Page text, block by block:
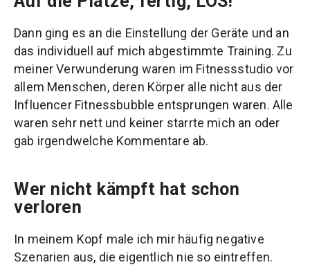
Dann ging es an die Einstellung der Geräte und an
das individuell auf mich abgestimmte Training. Zu
meiner Verwunderung waren im Fitnessstudio vor
allem Menschen, deren Körper alle nicht aus der
Influencer Fitnessbubble entsprungen waren. Alle
waren sehr nett und keiner starrte mich an oder
gab irgendwelche Kommentare ab.
Wer nicht kämpft hat schon
verloren
In meinem Kopf male ich mir häufig negative
Szenarien aus, die eigentlich nie so eintreffen.